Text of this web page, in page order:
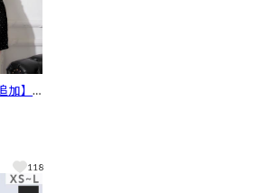
加】
魅せ
SEXY
が上
丈キャ
展開]
118